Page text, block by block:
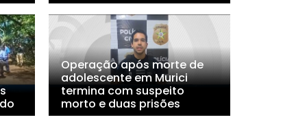
Operação após morte de
adolescente em Murici
termina com suspeito
morto e duas prisões